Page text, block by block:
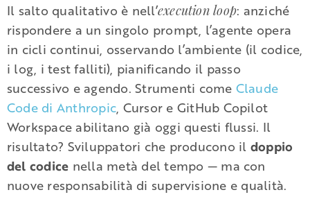
Il salto qualitativo è nell’execution loop: anziché
rispondere a un singolo prompt, l’agente opera
in cicli continui, osservando l’ambiente (il codice,
i log, i test falliti), pianificando il passo
successivo e agendo. Strumenti come Claude
Code di Anthropic, Cursor e GitHub Copilot
Workspace abilitano già oggi questi flussi. Il
risultato? Sviluppatori che producono il doppio
del codice nella metà del tempo — ma con
nuove responsabilità di supervisione e qualità.